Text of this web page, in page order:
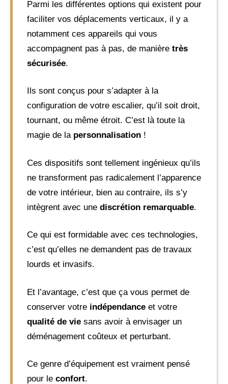
Parmi les différentes options qui existent pour
faciliter vos déplacements verticaux, il y a
notamment ces appareils qui vous
accompagnent pas à pas, de manière très
sécurisée.
Ils sont conçus pour s’adapter à la
configuration de votre escalier, qu’il soit droit,
tournant, ou même étroit. C’est là toute la
magie de la personnalisation !
Ces dispositifs sont tellement ingénieux qu’ils
ne transforment pas radicalement l’apparence
de votre intérieur, bien au contraire, ils s’y
intègrent avec une discrétion remarquable.
Ce qui est formidable avec ces technologies,
c’est qu’elles ne demandent pas de travaux
lourds et invasifs.
Et l’avantage, c’est que ça vous permet de
conserver votre indépendance et votre
qualité de vie sans avoir à envisager un
déménagement coûteux et perturbant.
Ce genre d’équipement est vraiment pensé
pour le confort.